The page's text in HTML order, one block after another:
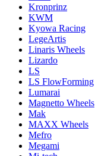
Kronprinz
KWM
Kyowa Racing
LegeArtis
Linaris Wheels
Lizardo
LS
LS FlowForming
Lumarai
Magnetto Wheels
Mak
MAXX Wheels
Mefro
Megami